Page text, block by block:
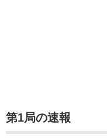
第1局の速報